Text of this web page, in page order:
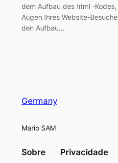
dem Aufbau des html -
Augen Ihres Website-
den Aufbau…
Germany
Mario SAM
Sobre Privacidade